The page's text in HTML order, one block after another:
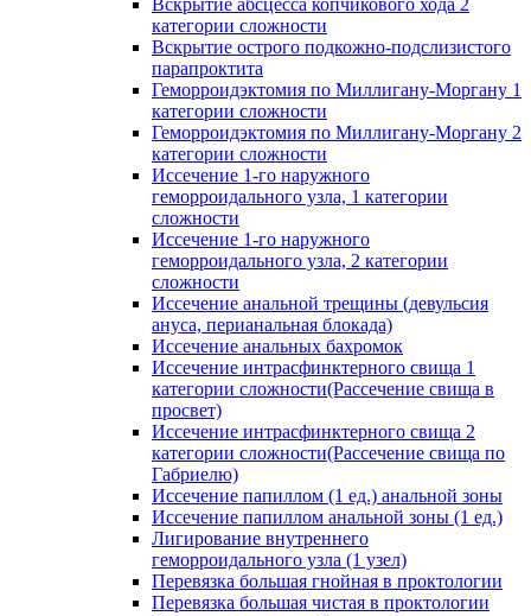
Вскрытие абсцесса копчикового хода 2
категории сложности
Вскрытие острого подкожно-подслизистого
парапроктита
Геморроидэктомия по Миллигану-Моргану 1
категории сложности
Геморроидэктомия по Миллигану-Моргану 2
категории сложности
Иссечение 1-го наружного
геморроидального узла, 1 категории
сложности
Иссечение 1-го наружного
геморроидального узла, 2 категории
сложности
Иссечение анальной трещины (девульсия
ануса, перианальная блокада)
Иссечение анальных бахромок
Иссечение интрасфинктерного свища 1
категории сложности(Рассечение свища в
просвет)
Иссечение интрасфинктерного свища 2
категории сложности(Рассечение свища по
Габриелю)
Иссечение папиллом (1 ед.) анальной зоны
Иссечение папиллом анальной зоны (1 ед.)
Лигирование внутреннего
геморроидального узла (1 узел)
Перевязка большая гнойная в проктологии
Перевязка большая чистая в проктологии